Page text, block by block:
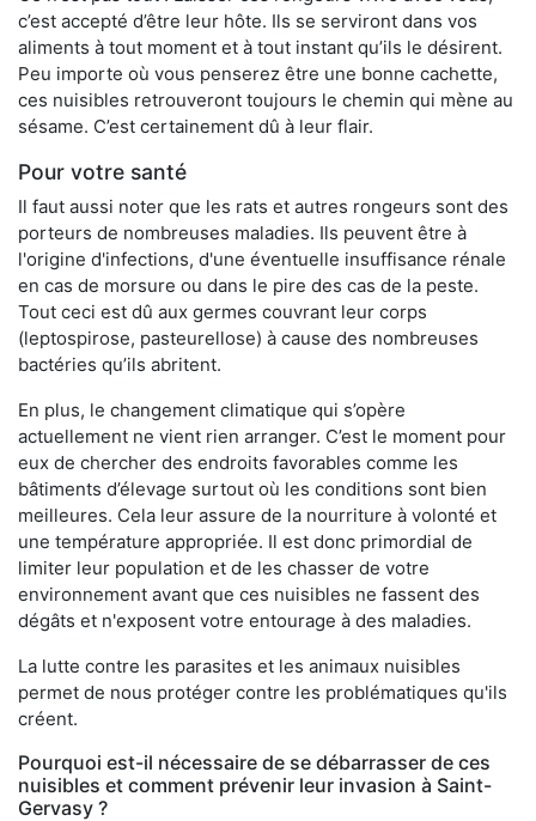
c’est accepté d’être leur hôte. Ils se serviront dans vos
aliments à tout moment et à tout instant qu’ils le désirent.
Peu importe où vous penserez être une bonne cachette,
ces nuisibles retrouveront toujours le chemin qui mène au
sésame. C’est certainement dû à leur flair.
Pour votre santé
Il faut aussi noter que les rats et autres rongeurs sont des
porteurs de nombreuses maladies. Ils peuvent être à
l'origine d'infections, d'une éventuelle insuffisance rénale
en cas de morsure ou dans le pire des cas de la peste.
Tout ceci est dû aux germes couvrant leur corps
(leptospirose, pasteurellose) à cause des nombreuses
bactéries qu’ils abritent.
En plus, le changement climatique qui s’opère
actuellement ne vient rien arranger. C’est le moment pour
eux de chercher des endroits favorables comme les
bâtiments d’élevage surtout où les conditions sont bien
meilleures. Cela leur assure de la nourriture à volonté et
une température appropriée. Il est donc primordial de
limiter leur population et de les chasser de votre
environnement avant que ces nuisibles ne fassent des
dégâts et n'exposent votre entourage à des maladies.
La lutte contre les parasites et les animaux nuisibles
permet de nous protéger contre les problématiques qu'ils
créent.
Pourquoi est-il nécessaire de se débarrasser de ces
nuisibles et comment prévenir leur invasion à Saint-
Gervasy ?